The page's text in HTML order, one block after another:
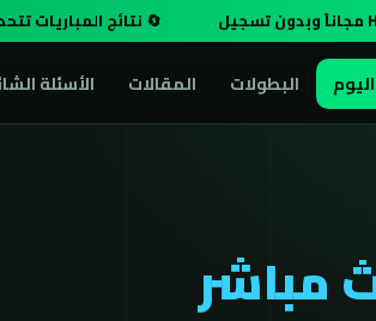
🔄 نتائج المباريات تتحدث لحظة
البطولات المقالات الأسئلة
مباشر